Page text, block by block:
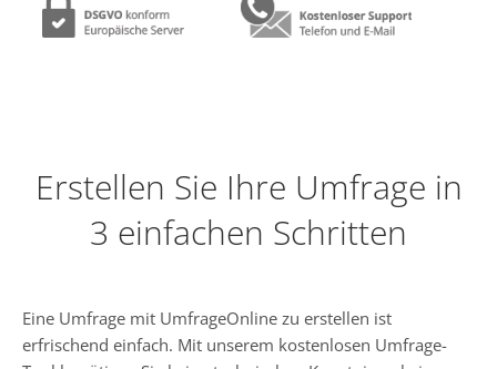
Erstellen Sie Ihre Umfrage in
3 einfachen Schritten
Eine Umfrage mit UmfrageOnline zu erstellen ist
erfrischend einfach. Mit unserem kostenlosen Umfrage-